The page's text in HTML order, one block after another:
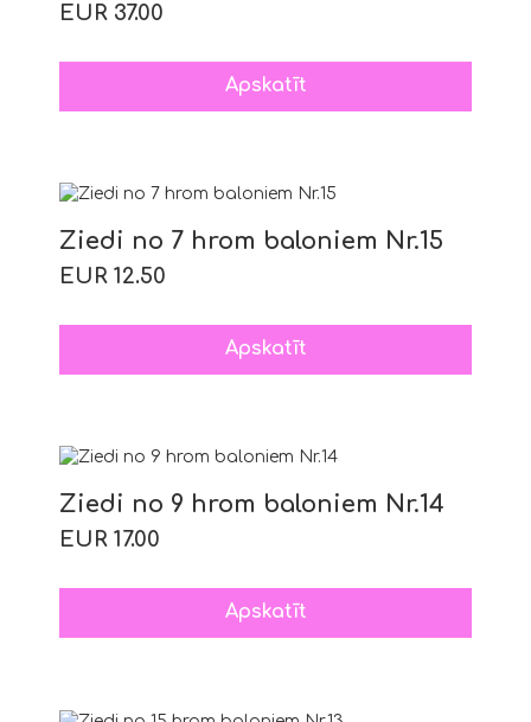
EUR 37.00
Apskatīt
Ziedi no 7 hrom baloniem Nr.15
EUR 12.50
Apskatīt
Ziedi no 9 hrom baloniem Nr.14
EUR 17.00
Apskatīt